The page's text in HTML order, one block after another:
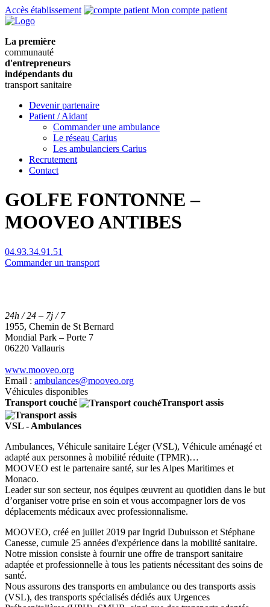
Accès établissement Mon compte patient
La première
communauté
d'entrepreneurs
indépendants du
transport sanitaire
Devenir partenaire
Patient / Aidant
Commander une ambulance
Le réseau Carius
Les ambulanciers Carius
Recrutement
Contact
GOLFE FONTONNE –
MOOVEO ANTIBES
04.93.34.91.51
Commander un transport
24h / 24 – 7j / 7
1955, Chemin de St Bernard
Mondial Park – Porte 7
06220 Vallauris
www.mooveo.org
Email : ambulances@mooveo.org
Véhicules disponibles
Transport couché
Transport assis
VSL - Ambulances
Ambulances, Véhicule sanitaire Léger (VSL), Véhicule aménagé et
adapté aux personnes à mobilité réduite (TPMR)…
MOOVEO est le partenaire santé, sur les Alpes Maritimes et
Monaco.
Leader sur son secteur, nos équipes œuvrent au quotidien dans le but
d’organiser votre prise en soin et vous accompagner lors de vos
déplacements médicaux avec professionnalisme.
MOOVEO, créé en juillet 2019 par Ingrid Dubuisson et Stéphane
Canesse, cumule 25 années d'expérience dans la mobilité sanitaire.
Notre mission consiste à fournir une offre de transport sanitaire
adaptée et professionnelle à tous les patients nécessitant des soins de
santé.
Nous assurons des transports en ambulance ou des transports assis
(VSL), des transports spécialisés dédiés aux Urgences